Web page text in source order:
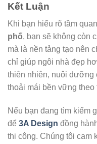
Kết Luận
Khi bạn hiểu rõ tầm
phố, bạn sẽ không còn
mà là nền tảng tạo nên
chỉ giúp ngôi nhà đẹp
thiên nhiên, nuôi dưỡng
thoải mái bền vững theo
Nếu bạn đang tìm kiếm
để 3A Design đồng
thi công. Chúng tôi cam